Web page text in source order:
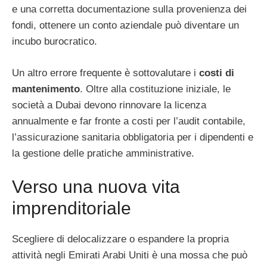
e una corretta documentazione sulla provenienza dei
fondi, ottenere un conto aziendale può diventare un
incubo burocratico.
Un altro errore frequente è sottovalutare i costi di
mantenimento. Oltre alla costituzione iniziale, le
società a Dubai devono rinnovare la licenza
annualmente e far fronte a costi per l’audit contabile,
l’assicurazione sanitaria obbligatoria per i dipendenti e
la gestione delle pratiche amministrative.
Verso una nuova vita
imprenditoriale
Scegliere di delocalizzare o espandere la propria
attività negli Emirati Arabi Uniti è una mossa che può